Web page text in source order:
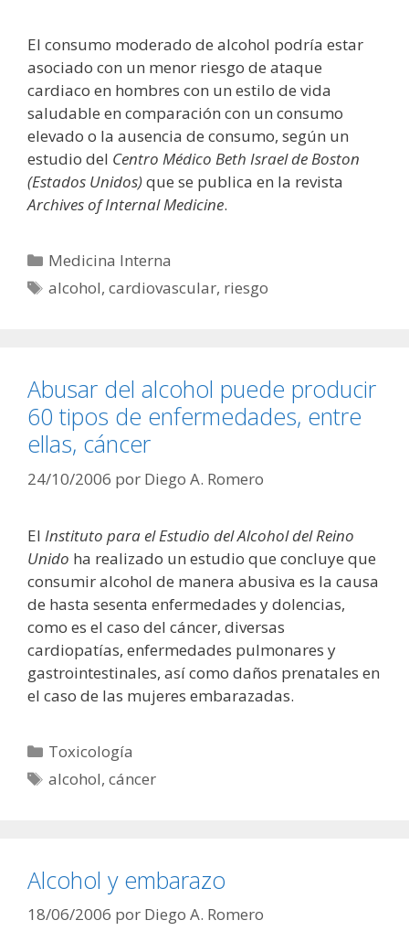
El consumo moderado de alcohol podría estar
asociado con un menor riesgo de ataque
cardiaco en hombres con un estilo de vida
saludable en comparación con un consumo
elevado o la ausencia de consumo, según un
estudio del Centro Médico Beth Israel de Boston
(Estados Unidos)que se publica en la revista
Archives of Internal Medicine.
Categorías
Medicina Interna
Etiquetas
alcohol,cardiovascular, riesgo
Abusar del alcohol puede producir
60 tipos de enfermedades, entre
ellas, cáncer
24/10/2006 por Diego A. Romero
El Instituto para el Estudio del Alcohol del Reino
Unido ha realizado un estudio que concluye que
consumir alcohol de manera abusiva es la causa
de hasta sesenta enfermedades y dolencias,
como es el caso del cáncer, diversas
cardiopatías, enfermedades pulmonares y
gastrointestinales, así como daños prenatales en
el caso de las mujeres embarazadas.
Categorías
Toxicología
Etiquetas
alcohol,cáncer
Alcohol y embarazo
18/06/2006 por Diego A. Romero